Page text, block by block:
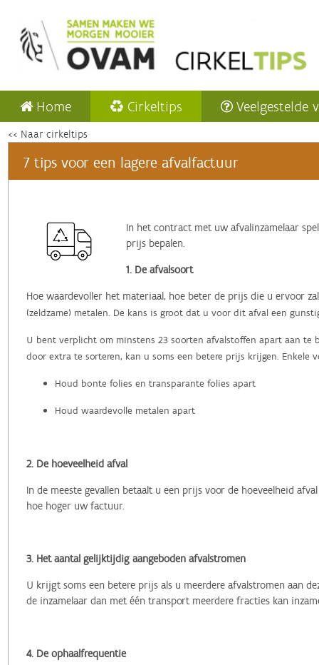
Home Cirkeltips Veelgestelde
<< Naar cirkeltips
7 tips voor een lagere afvalfactuur
In het contract met uw afvalinzamelaar
prijs bepalen.
1. De afvalsoort
Hoe waardevoller het materiaal, hoe beter de prijs die u ervoor
(zeldzame) metalen. De kans is groot dat u voor dit afval een
U bent verplicht om minstens 23 soorten afvalstoffen apart aan te
door extra te sorteren, kan u soms een betere prijs krijgen. Enkele
Houd bonte folies en transparante folies apart
Houd waardevolle metalen apart
2. De hoeveelheid afval
In de meeste gevallen betaalt u een prijs voor de hoeveelheid
hoe hoger uw factuur.
3. Het aantal gelijktijdig aangeboden afvalstromen
U krijgt soms een betere prijs als u meerdere afvalstromen aan
de inzamelaar dan met één transport meerdere fracties kan
4. De ophaalfrequentie